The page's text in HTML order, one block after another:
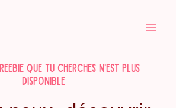
que tu cherches n'est plus
disponible